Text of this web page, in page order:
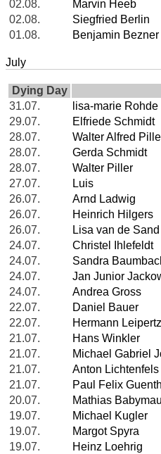
02.08.
Marvin Heeb
02.08.
Siegfried Berlin
01.08.
Benjamin Bezner
July
Dying Day
31.07.
lisa-marie Rohde
29.07.
Elfriede Schmidt
28.07.
Walter Alfred
28.07.
Gerda Schmidt
28.07.
Walter Piller
27.07.
Luis
26.07.
Arnd Ladwig
26.07.
Heinrich Hilgers
26.07.
Lisa van de Sand
24.07.
Christel Ihlefeldt
24.07.
Sandra
24.07.
Jan Junior
24.07.
Andrea Gross
22.07.
Daniel Bauer
22.07.
Hermann Leipertz
21.07.
Hans Winkler
21.07.
Michael Gabriel
21.07.
Anton Lichtenfels
21.07.
Paul Felix
20.07.
Mathias
19.07.
Michael Kugler
19.07.
Margot Spyra
19.07.
Heinz Loehrig